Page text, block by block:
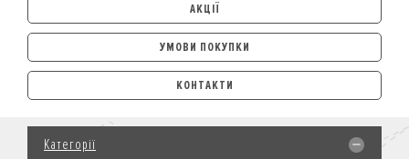
АКЦІЇ
УМОВИ ПОКУПКИ
АВТОМОБІЛІ
ЛІЗИНГ
КРЕДИТ
СТРАХУВАННЯ
КОНТАКТИ
Категорії